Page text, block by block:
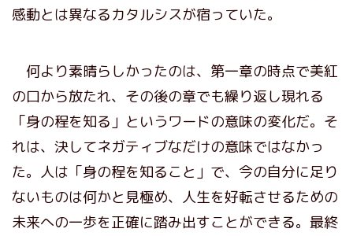
感動とは異なるカタルシスが宿っていた。
何より素晴らしかったのは、第一章の時点で美紅
の口から放たれ、その後の章でも繰り返し現れる
「身の程を知る」というワードの意味の変化だ。そ
れは、決してネガティブなだけの意味ではなかっ
た。人は「身の程を知ること」で、今の自分に足り
ないものは何かと見極め、人生を好転させるための
未来への一歩を正確に踏み出すことができる。最終